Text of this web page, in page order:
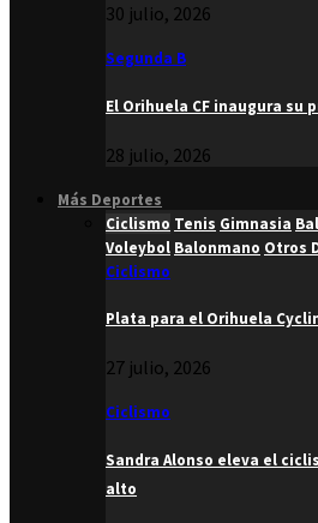
30 julio, 2026
Segunda B
El Orihuela CF inaugura su
28 julio, 2026
Más Deportes
Ciclismo Tenis Gimnasia
Voleybol Balonmano Otros
Ciclismo
Plata para el Orihuela
27 julio, 2026
Ciclismo
Sandra Alonso eleva el
alto